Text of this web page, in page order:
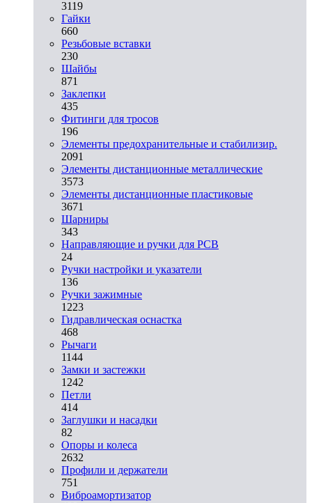
3119
Гайки
660
Резьбовые вставки
230
Шайбы
871
Заклепки
435
Фитинги для тросов
196
Элементы предохранительные и стабилизир.
2091
Элементы дистанционные металлические
3573
Элементы дистанционные пластиковые
3671
Шарниры
343
Направляющие и ручки для PCB
24
Ручки настройки и указатели
136
Ручки зажимные
1223
Гидравлическая оснастка
468
Рычаги
1144
Замки и застежки
1242
Петли
414
Заглушки и насадки
82
Опоры и колеса
2632
Профили и держатели
751
Виброамортизатор